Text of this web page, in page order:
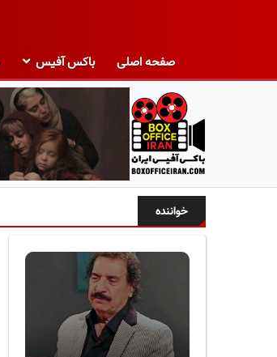
صفحه اصلی باکس آفیس
ب
ک
س
خواننده